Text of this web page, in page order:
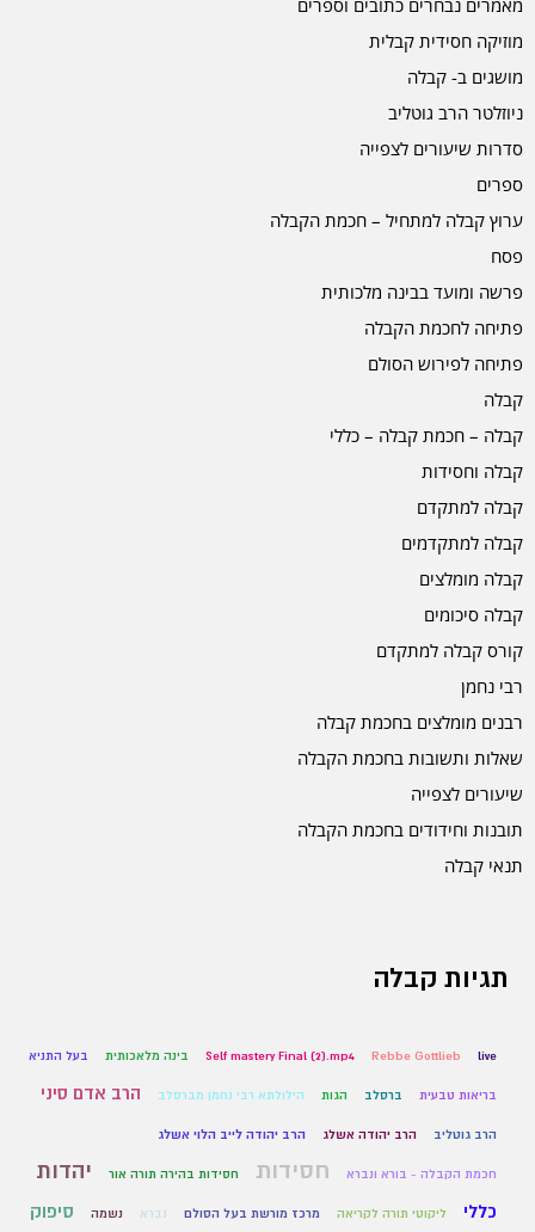
מאמרים נבחרים כתובים וספרים
מוזיקה חסידית קבלית
מושגים ב- קבלה
ניוזלטר הרב גוטליב
סדרות שיעורים לצפייה
ספרים
ערוץ קבלה למתחיל – חכמת הקבלה
פסח
פרשה ומועד בבינה מלכותית
פתיחה לחכמת הקבלה
פתיחה לפירוש הסולם
קבלה
קבלה – חכמת קבלה – כללי
קבלה וחסידות
קבלה למתקדם
קבלה למתקדמים
קבלה מומלצים
קבלה סיכומים
קורס קבלה למתקדם
רבי נחמן
רבנים מומלצים בחכמת קבלה
שאלות ותשובות בחכמת הקבלה
שיעורים לצפייה
תובנות וחידודים בחכמת הקבלה
תנאי קבלה
תגיות קבלה
live
Rebbe Gottlieb
Self mastery Final (2).mp4 בינה מלאכותית בעל התניא
בריאות טבעית ברסלב הגות הילולתא רבי נחמן מברסלב הרב אדם סיני
הרב גוטליב הרב יהודה אשלג הרב יהודה לייב הלוי אשלג
חכמת הקבלה - בורא ונברא חסידות חסידות בהירה תורה אור יהדות
כללי ליקוטי תורה לקריאה מרכז מורשת בעל הסולם נברא נשמה סיפוק